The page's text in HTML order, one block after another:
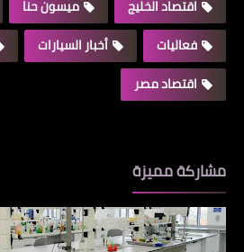
اقتصاد الخليج
ميسون حنا
فعاليات
أخبار السيارات
اقتصاد مصر
مشاركة مميزة